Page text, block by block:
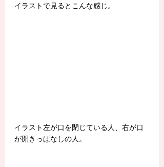
イラストで見るとこんな感じ。
イラスト左が口を閉じている人、右が口
が開きっぱなしの人。